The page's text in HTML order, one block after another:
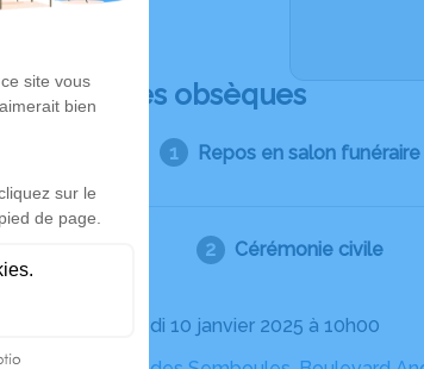
Déroulé des obsèques
Repos en salon funéraire
Cérémonie civile
Le vendredi 10 janvier 2025 à 10h00